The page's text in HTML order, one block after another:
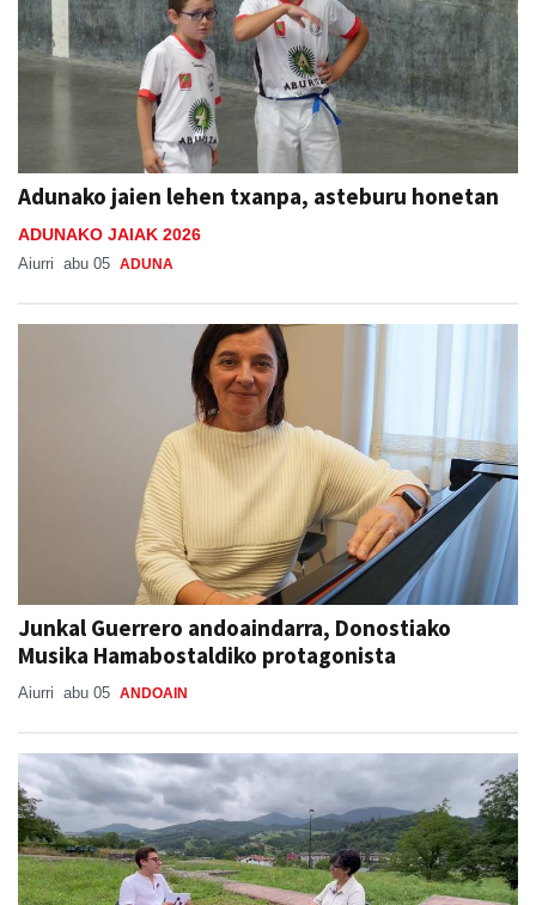
Adunako jaien lehen txanpa, asteburu honetan
ADUNAKO JAIAK 2026
Aiurri abu 05 ADUNA
Junkal Guerrero andoaindarra, Donostiako
Musika Hamabostaldiko protagonista
Aiurri abu 05 ANDOAIN